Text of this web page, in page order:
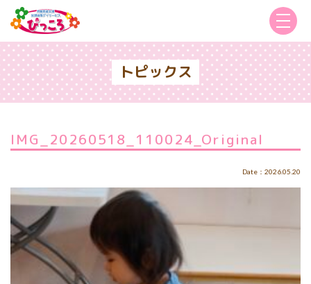
トピックス
IMG_20260518_110024_Original
Date：2026.05.20